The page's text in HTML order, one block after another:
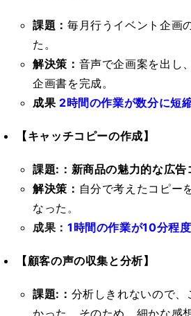
課題： 毎月行うイベント企画
た。
解決策： 音声で企画案を出し
企画書を完成。
成果 2時間の作業が数分に短縮
【キャッチコピーの作成】
課題:：新商品の魅力的な広告
解決策： 自分で考えたコピー
なった 。
成果： 1時間の作業が10分程度
【顧客の声の収集と分析】
課題:： 分析しきれないので